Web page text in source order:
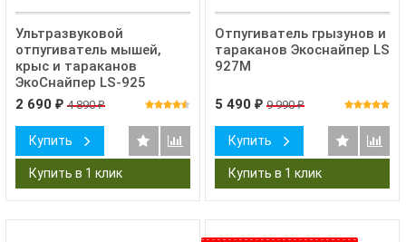
Ультразвуковой
отпугиватель мышей,
крыс и тараканов
ЭкоСнайпер LS-925
2 690 ₽ 4 890₽
Купить
Отпугиватель грызунов и
тараканов Экоснайпер LS
927M
5 490 ₽ 9 990₽
Купить